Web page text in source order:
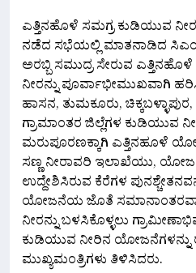
ಎತ್ತಿನಹೊಳೆ ಸಮಗ್ರ ಕುಡಿಯುವ
ನಡೆದ ಸಭೆಯಲ್ಲಿ ಮಾತನಾಡಿದ
ಅರಬ್ಬಿ ಸಮುದ್ರ ಸೇರುವ
ನೀರನ್ನು ಪೂರ್ವಾಭೀಮುಖವಾಗಿ
ಹಾಸನ, ತುಮಕೂರು,
ಗ್ರಾಮಾಂತರ ಜಿಲ್ಲೆಗಳ ಕುಡಿಯುವ
ಮರುಪೂರಣಕ್ಕಾಗಿ ಎತ್ತಿನಹೂಳೆ
ಸಣ್ಣ ನೀರಾವರಿ ಇಲಾಖೆಯು,
ಉದ್ದೇಶಿಸಿರುವ ಕೆರೆಗಳ
ಯೋಜನೆಯ ಜೊತೆ
ನೀರನ್ನು ಬಳಸಿಕೊಳ್ಳಲು
ಕುಡಿಯುವ ನೀರಿನ ಯೋಜನೆಗಳನ್ನು
ಮುಖ್ಯಮಂತ್ರಿಗಳು ತಿಳಿಸಿದರು.